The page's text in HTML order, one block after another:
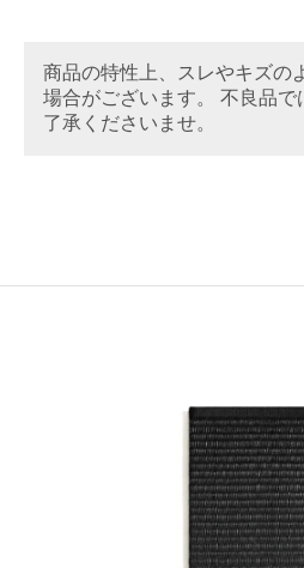
商品の特性上、スレやキズの
場合がございます。 不良品
了承くださいませ。